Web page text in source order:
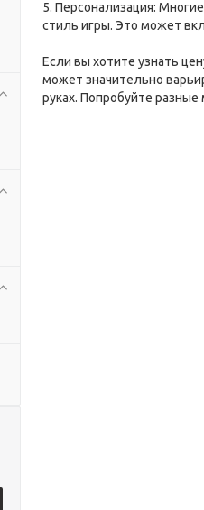
5. Персонализация:
стиль игры. Это может
Если вы хотите узнать
может значительно
руках. Попробуйте